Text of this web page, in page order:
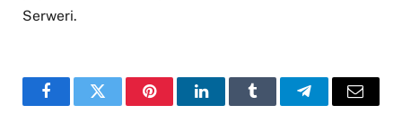
Serweri.
FacebookTwitter PinterestLinkedInTumblr TelegramEmail